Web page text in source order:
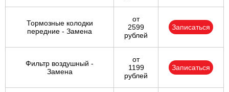
Тормозные колодки
передние - Замена
от
2599
рублей
Записаться
Фильтр воздушный -
Замена
от
1199
рублей
Записаться